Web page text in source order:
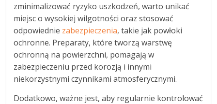
zminimalizować ryzyko uszkodzeń, warto unikać
miejsc o wysokiej wilgotności oraz stosować
odpowiednie zabezpieczenia, takie jak powłoki
ochronne. Preparaty, które tworzą warstwę
ochronną na powierzchni, pomagają w
zabezpieczeniu przed korozją i innymi
niekorzystnymi czynnikami atmosferycznymi.
Dodatkowo, ważne jest, aby regularnie kontrolować